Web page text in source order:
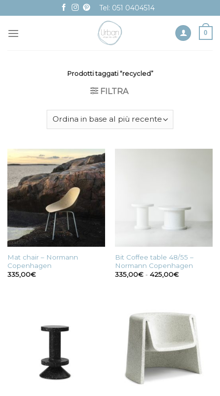
to
content
Tel: 051 0404514
0
Prodotti taggati “recycled”
FILTRA
Mat chair – Normann
Copenhagen
335,00€
Bit Coffee table 48/55 –
Normann Copenhagen
335,00€ - 425,00€Fascia
425,00€